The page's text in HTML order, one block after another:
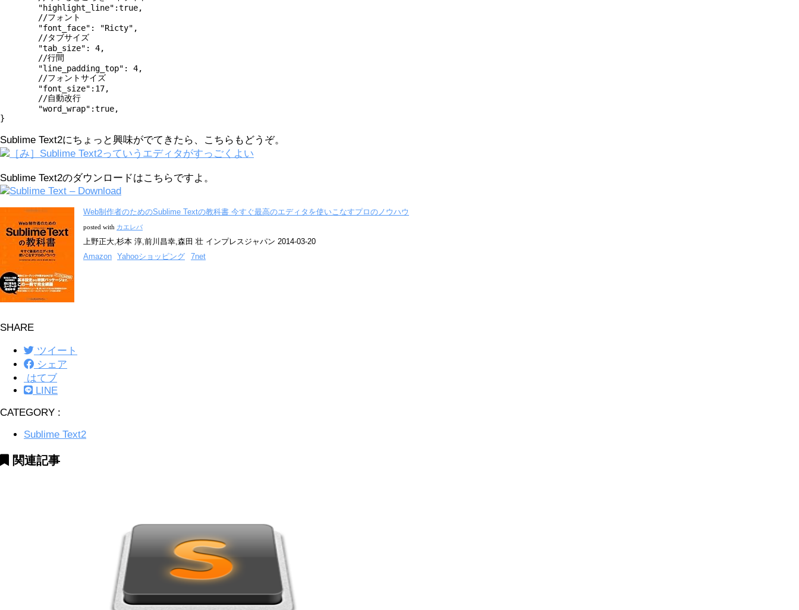
}
Sublime Text2にちょっと興味がでてきたら、こちらもどうぞ。
［み］Sublime Text2っていうエディタがすっごくよい
Sublime Text2のダウンロードはこちらですよ。
Sublime Text – Download
Web制作者のためのSublime Textの教科書 今すぐ最高のエディタを使いこなすプロのノウハウ
posted with カエレバ
上野正大,杉本 淳,前川昌幸,森田 壮 インプレスジャパン 2014-03-20
Amazon Yahooショッピング 7net
SHARE
ツイート
シェア
はてブ
LINE
CATEGORY :
Sublime Text2
関連記事